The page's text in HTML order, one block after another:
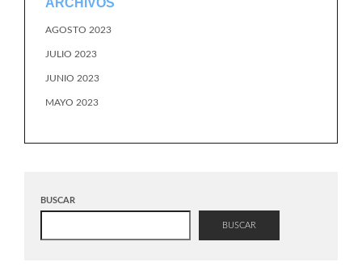
ARCHIVOS
AGOSTO 2023
JULIO 2023
JUNIO 2023
MAYO 2023
BUSCAR
BUSCAR